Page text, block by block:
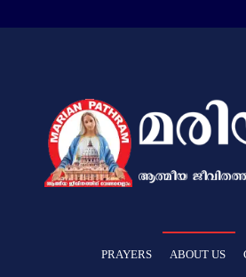
PRAYERS ABOUT US